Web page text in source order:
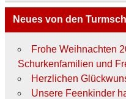
Neues von den
Frohe Weihnachten
Schurkenfamilien und
Herzlichen
Unsere Feenkinder